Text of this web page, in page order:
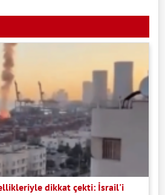
dikkat çekti: İsrail'i